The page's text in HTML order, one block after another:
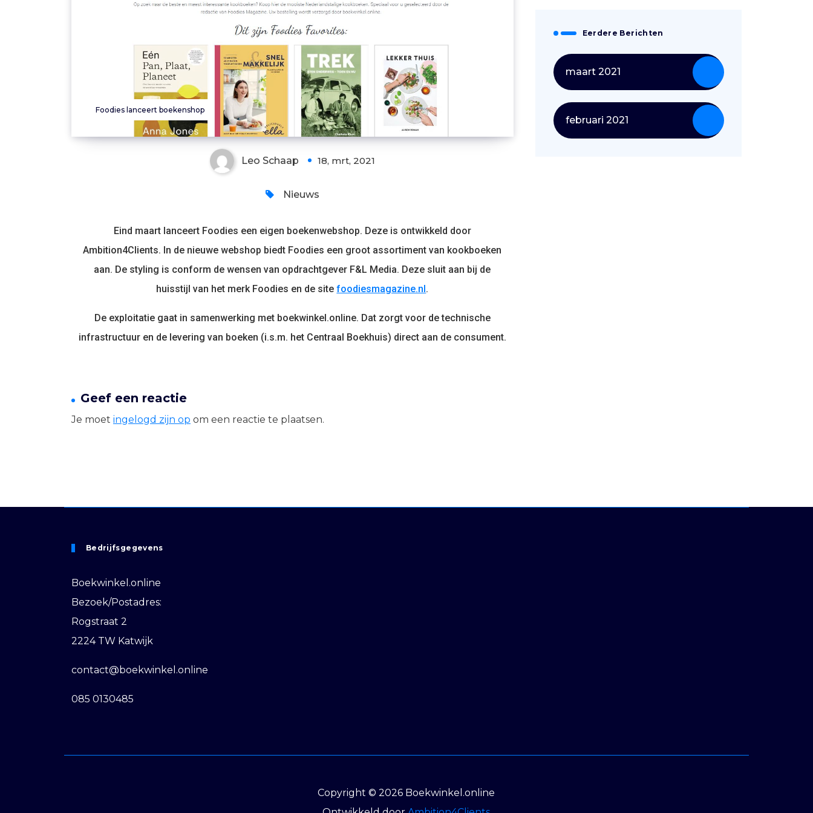
Foodies lanceert boekenshop
Leo Schaap 18, mrt, 2021
Nieuws
Eind maart lanceert Foodies een eigen boekenwebshop. Deze is ontwikkeld door
Ambition4Clients. In de nieuwe webshop biedt Foodies een groot assortiment van kookboeken
aan. De styling is conform de wensen van opdrachtgever F&L Media. Deze sluit aan bij de
huisstijl van het merk Foodies en de sitefoodiesmagazine.nl .
De exploitatie gaat in samenwerking met boekwinkel.online. Dat zorgt voor de technische
infrastructuur en de levering van boeken (i.s.m. het Centraal Boekhuis) direct aan de consument.
Geef een reactie
Je moet ingelogd zijn op om een reactie te plaatsen.
Eerdere Berichten
maart 2021
februari 2021
Bedrijfsgegevens
Boekwinkel.online
Bezoek/Postadres:
Rogstraat 2
2224 TW Katwijk
contact@boekwinkel.online
085 0130485
Copyright © 2026 Boekwinkel.online